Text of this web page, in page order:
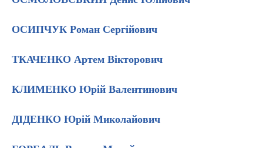
ОСИПЧУК Роман Сергійович
ТКАЧЕНКО Артем Вікторович
КЛИМЕНКО Юрій Валентинович
ДІДЕНКО Юрій Миколайович